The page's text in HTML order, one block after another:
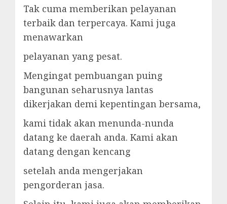
Tak cuma memberikan pelayanan
terbaik dan terpercaya. Kami juga
menawarkan
pelayanan yang pesat.
Mengingat pembuangan puing
bangunan seharusnya lantas
dikerjakan demi kepentingan bersama,
kami tidak akan menunda-nunda
datang ke daerah anda. Kami akan
datang dengan kencang
setelah anda mengerjakan
pengorderan jasa.